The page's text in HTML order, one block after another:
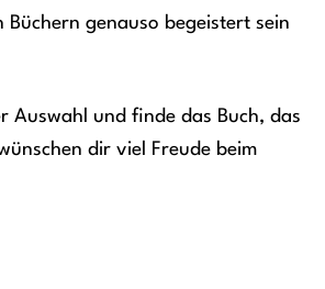
Büchern genauso begeistert sein
Auswahl und finde das Buch, das
dir viel Freude beim